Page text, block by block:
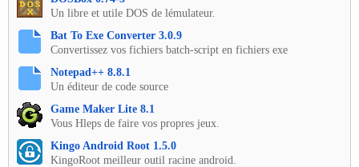
Un libre et utile DOS de lémulateur.
Bat To Exe Converter 3.0.9
Convertissez vos fichiers batch-script en fichiers exe
Notepad++ 8.8.1
Un éditeur de code source
Game Maker Lite 8.1
Vous Hleps de faire vos propres jeux.
Kingo Android Root 1.5.0
KingoRoot meilleur outil racine android.